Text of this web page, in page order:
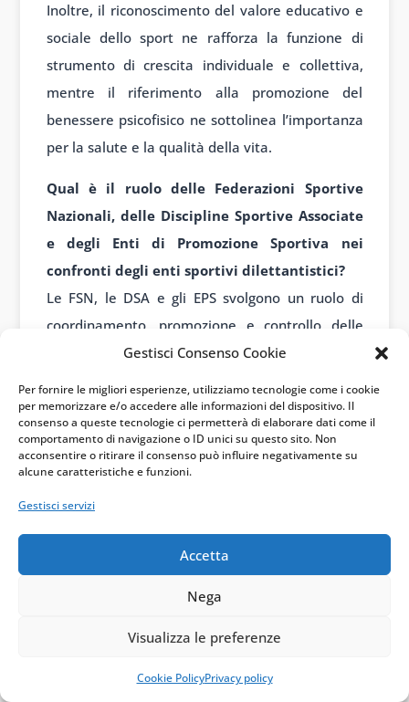
Gestisci Consenso Cookie
Per fornire le migliori esperienze, utilizziamo tecnologie come i cookie
per memorizzare e/o accedere alle informazioni del dispositivo. Il
consenso a queste tecnologie ci permetterà di elaborare dati come il
comportamento di navigazione o ID unici su questo sito. Non
acconsentire o ritirare il consenso può influire negativamente su
alcune caratteristiche e funzioni.
Gestisci servizi
Accetta
Nega
Visualizza le preferenze
Cookie PolicyPrivacy policy
Inoltre, il riconoscimento del valore educativo e
sociale dello sport ne rafforza la funzione di
strumento di crescita individuale e collettiva,
mentre il riferimento alla promozione del
benessere psicofisico ne sottolinea l’importanza
per la salute e la qualità della vita.
Qual è il ruolo delle Federazioni Sportive
Nazionali, delle Discipline Sportive Associate
e degli Enti di Promozione Sportiva nei
confronti degli enti sportivi dilettantistici?
Le FSN, le DSA e gli EPS svolgono un ruolo di
coordinamento, promozione e controllo delle
attività sportive dilettantistiche, emanando
vigilando sul rispetto delle norme. Gli enti
sportivi dilettantistici, affiliandosi a questi
organismi, entrano a far parte del sistema
norme e i regolamenti emanati dagli organismi
piramidale, che vede al vertice il CONI e il CIP, si
garantisce una governance unitaria del sistema